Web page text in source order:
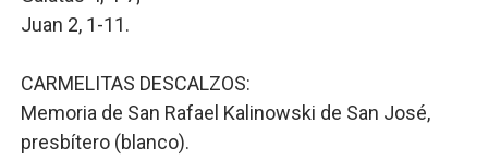
Juan 2, 1-11.
CARMELITAS DESCALZOS:
Memoria de San Rafael Kalinowski de San José,
presbítero (blanco).